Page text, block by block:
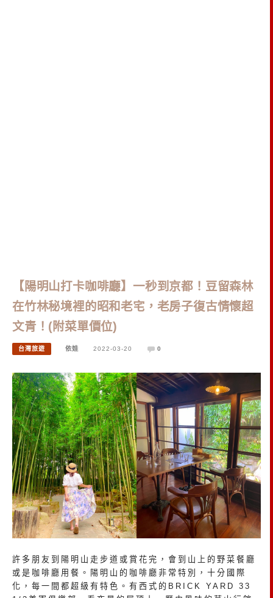
【陽明山打卡咖啡廳】一秒到京都！豆留森林
在竹林秘境裡的昭和老宅，老房子復古情懷超
文青！(附菜單價位)
台灣旅遊 依娃 2022-03-20 0
許多朋友到陽明山走步道或賞花完，會到山上的野菜餐廳
或是咖啡廳用餐。陽明山的咖啡廳非常特別，十分國際
化，每一間都超級有特色。有西式的BRICK YARD 33